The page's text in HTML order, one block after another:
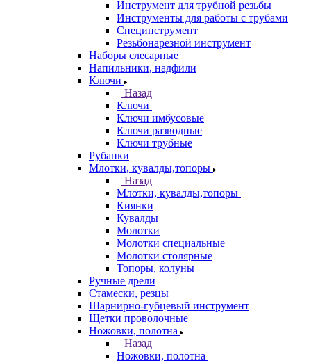
Инструмент для трубной резьбы
Инструменты для работы с трубами
Специнструмент
Резьбонарезной инструмент
Наборы слесарные
Напильники, надфили
Ключи
Назад
Ключи
Ключи имбусовые
Ключи разводные
Ключи трубные
Рубанки
Млотки, кувалды,топоры
Назад
Млотки, кувалды,топоры
Киянки
Кувалды
Молотки
Молотки специальные
Молотки столярные
Топоры, колуны
Ручные дрели
Стамески, резцы
Шарнирно-губцевый инструмент
Щетки проволочные
Ножовки, полотна
Назад
Ножовки, полотна